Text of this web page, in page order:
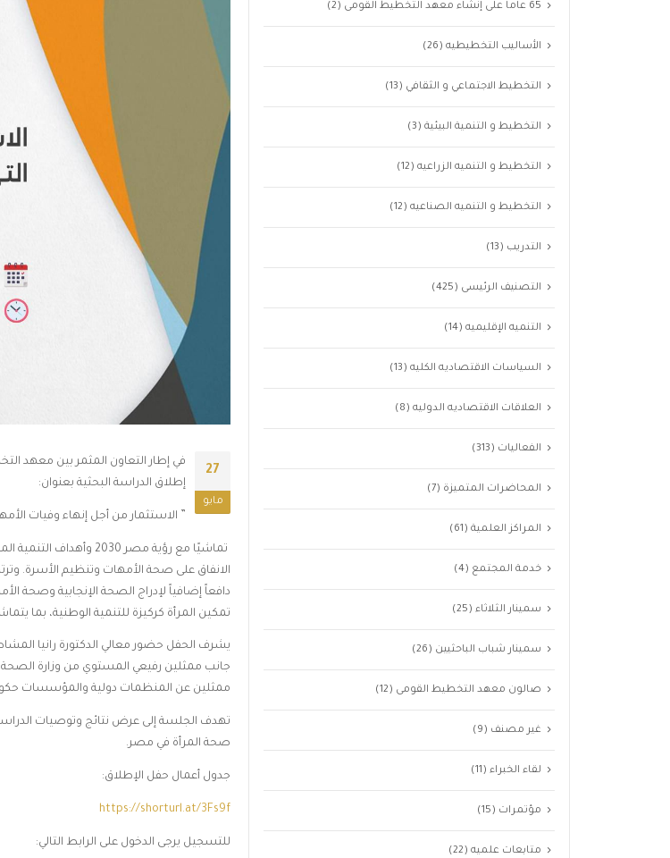
27
مايو
إطلاق الدراسة البحثية بعنوان:
” الاستثمار من أجل إنهاء وفيات
تماشيًا مع رؤية مصر
الانفاق على صحة الأمهات وتنظيم الأسرة.
دافعاً إضافياً لإدراج الصحة الإنجابية وصحة
تمكين المرأة كركيزة للتنمية الوطنية، بما
يشرف الحفل حضور معالي الدكتورة رانيا
جانب ممثلين رفيعي المستوي من وزارة الصحة
ممثلين عن المنظمات دولية والمؤسسات
تهدف الجلسة إلى عرض نتائج وتوصيات
صحة المرأة في مصر.
جدول أعمال حفل الإطلاق:
https://shorturl.at/3Fs9f
للتسجيل يرجى الدخول على الرابط التالي:
65 عاماً على إنشاء معهد التخطيط القومى (2)
الأساليب التخطيطيه (26)
التخطيط الاجتماعي و الثقافي (13)
التخطيط و التنمية البيئية (3)
التخطيط و التنميه الزراعيه (12)
التخطيط و التنميه الصناعيه (12)
التدريب (13)
التصنيف الرئيسى (425)
التنميه الإقليميه (14)
السياسات الاقتصاديه الكليه (13)
العلاقات الاقتصاديه الدوليه (8)
الفعاليات (313)
المحاضرات المتميزة (7)
المراكز العلمية (61)
خدمة المجتمع (4)
سمينار الثلاثاء (25)
سمينار شباب الباحثيين (26)
صالون معهد التخطيط القومى (12)
غير مصنف (9)
لقاء الخبراء (11)
مؤتمرات (15)
متابعات علميه (22)